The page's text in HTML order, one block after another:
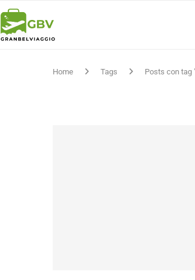
Home Tags Posts con tag